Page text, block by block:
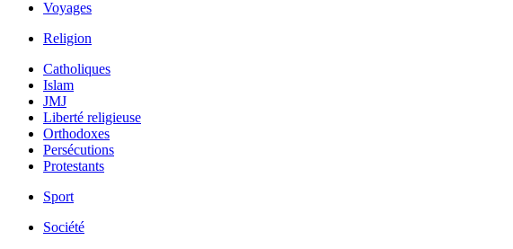
Voyages
Religion
Catholiques
Islam
JMJ
Liberté religieuse
Orthodoxes
Persécutions
Protestants
Sport
Société